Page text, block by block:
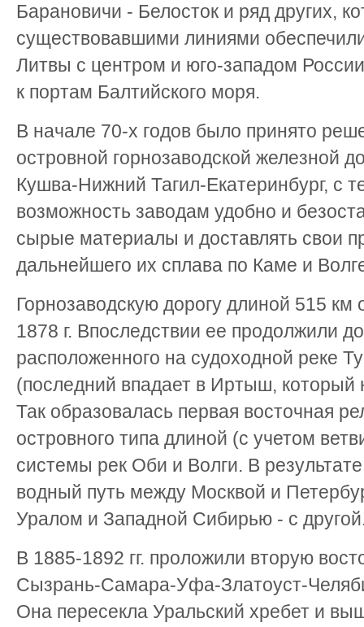
Барановичи - Белосток и ряд других,
существовавшими линиями
Литвы с центром и юго-западом
к портам Балтийского моря.
В начале 70-х годов было принято
островной горнозаводской железной
Кушва-Нижний Тагил-Екатеринбург, с
возможность заводам удобно и
сырые материалы и доставлять свои
дальнейшего их сплава по Каме и
Горнозаводскую дорогу длиной 515
1878 г. Впоследствии ее продолжили
расположенного на судоходной реке
(последний впадает в Иртыш, который
Так образовалась первая восточная
островного типа длиной (с учетом
системы рек Оби и Волги. В
водный путь между Москвой и
Уралом и Западной Сибирью - с
В 1885-1892 гг. проложили вторую
Сызрань-Самара-Уфа-Златоуст-
Она пересекла Уральский хребет и